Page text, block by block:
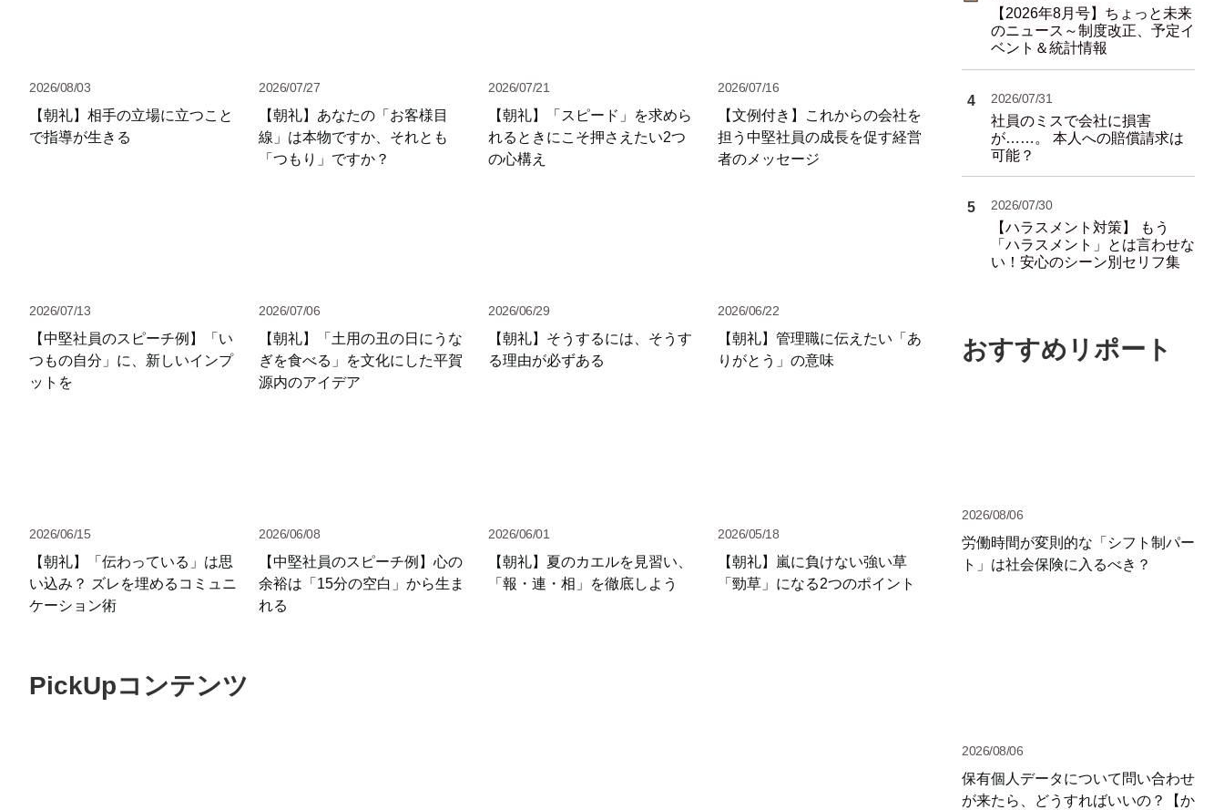
2026/08/03
【朝礼】相手の立場に立つこと
で指導が生きる
2026/07/27
【朝礼】あなたの「お客様目
線」は本物ですか、それとも
「つもり」ですか？
2026/07/21
【朝礼】「スピード」を求めら
れるときにこそ押さえたい2つ
の心構え
2026/07/16
【文例付き】これからの会社を
担う中堅社員の成長を促す経営
者のメッセージ
2026/07/13
【中堅社員のスピーチ例】「い
つもの自分」に、新しいインプ
ットを
2026/07/06
【朝礼】「土用の丑の日にうな
ぎを食べる」を文化にした平賀
源内のアイデア
2026/06/29
【朝礼】そうするには、そうす
る理由が必ずある
2026/06/22
【朝礼】管理職に伝えたい「あ
りがとう」の意味
2026/06/15
【朝礼】「伝わっている」は思
い込み？ ズレを埋めるコミュニ
ケーション術
2026/06/08
【中堅社員のスピーチ例】心の
余裕は「15分の空白」から生ま
れる
2026/06/01
【朝礼】夏のカエルを見習い、
「報・連・相」を徹底しよう
2026/05/18
【朝礼】嵐に負けない強い草
「勁草」になる2つのポイント
PickUpコンテンツ
【2026年8月号】ちょっと未来
のニュース～制度改正、予定イ
ベント＆統計情報
4 2026/07/31
社員のミスで会社に損害
が……。 本人への賠償請求は
可能？
5 2026/07/30
【ハラスメント対策】 もう
「ハラスメント」とは言わせな
い！安心のシーン別セリフ集
おすすめリポート
2026/08/06
労働時間が変則的な「シフト制パー
ト」は社会保険に入るべき？
2026/08/06
保有個人データについて問い合わせ
が来たら、どうすればいいの？【か